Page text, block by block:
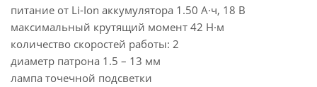
питание от Li-Ion аккумулятора 1.50 А·ч, 18 В
максимальный крутящий момент 42 Н·м
количество скоростей работы: 2
диаметр патрона 1.5 – 13 мм
лампа точечной подсветки